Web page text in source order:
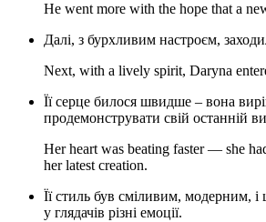
He went more with the hope that a
Далi, з бурхливим настроєм,
Next, with a lively spirit, Daryna
Її серце билося швидше – вона
продемонструвати свій останній
Her heart was beating faster — she
her latest creation.
Її стиль був сміливим, модерним,
у глядачів різні емоції.